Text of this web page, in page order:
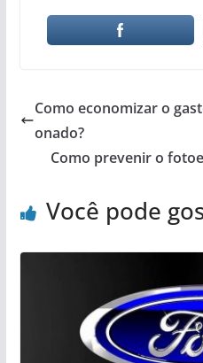
Como economizar o
onado?
Como prevenir o
Você pode